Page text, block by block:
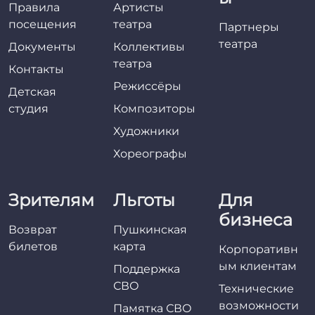
Правила
посещения
Документы
Контакты
Детская
студия
Артисты
театра
Коллективы
театра
Режиссёры
Композиторы
Художники
Хореографы
Партнеры
театра
Зрителям
Возврат
билетов
Льготы
Пушкинская
карта
Поддержка
СВО
Памятка СВО
Для
бизнеса
Корпоративн
ым клиентам
Технические
возможности